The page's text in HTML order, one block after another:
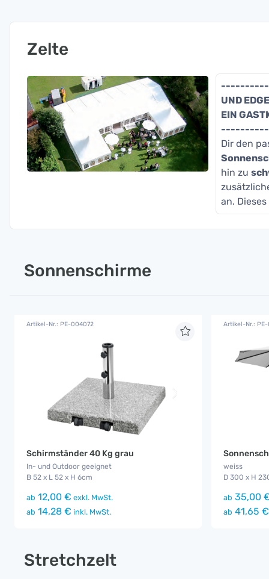
Zelte
UND
EIN
Dir den
hin zu
an.
Sonnenschirme
Artikel-Nr.: PE-004072
Schirmständer 40 Kg grau
In- und Outdoor geeignet
B 52 x L 52 x H 6cm
ab 12,00 € exkl. MwSt.
ab 14,28 € inkl. MwSt.
Artikel-Nr.:
weiss
D 300 x H
ab 35,00
ab 41,65 €
Stretchzelt